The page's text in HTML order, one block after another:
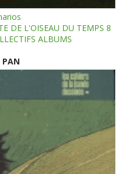
DE L'OISEAU DU TEMPS 8
ALBUMS
PAN